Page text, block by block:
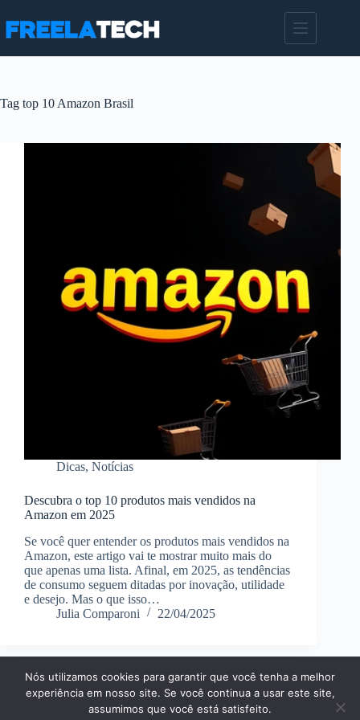
para
Tag top 10 Amazon Brasil
Dicas, Notícias
Descubra o top 10 produtos mais vendidos na
Amazon em 2025
Se você quer entender os produtos mais vendidos na
Amazon, este artigo vai te mostrar muito mais do
que apenas uma lista. Afinal, em 2025, as tendências
de consumo seguem ditadas por inovação, utilidade
e desejo. Mas o que isso…
Julia Comparoni
22/04/2025
Página Inícial Dicas
Aplicativos
Entretenimento
Finanças Notícias
Tecnologia
Nós utilizamos cookies para garantir que você tenha a melhor
experiência em nosso site. Se você continua a usar este site,
assumimos que você está satisfeito.